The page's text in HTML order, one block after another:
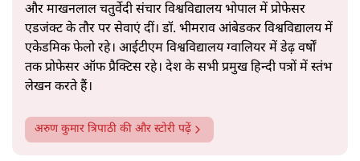
और माखनलाल चतुर्वेदी संचार विश्वविद्यालय भोपाल में प्रोफेसर
एडजंक्ट के तौर पर सेवाएं दीं। डॉ. भीमराव आंबेडकर विश्वविद्यालय में
एकेडमिक फेलो रहे। आईटीएम विश्वविद्यालय ग्वालियर में डेढ़ वर्षों
तक प्रोफेसर ऑफ प्रैक्टिस रहे। देश के सभी प्रमुख हिन्दी पत्रों में स्तंभ
लेखन करते हैं।
अरुण कुमार त्रिपाठी की और स्टोरी पढ़ें